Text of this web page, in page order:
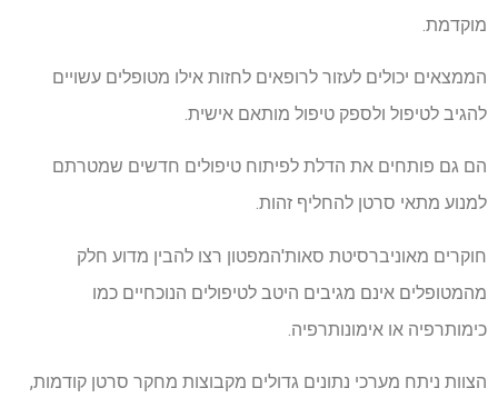
מוקדמת.
הממצאים יכולים לעזור לרופאים לחזות אילו מטופלים עשויים
להגיב לטיפול ולספק טיפול מותאם אישית.
הם גם פותחים את הדלת לפיתוח טיפולים חדשים שמטרתם
למנוע מתאי סרטן להחליף זהות.
חוקרים מאוניברסיטת סאות'המפטון רצו להבין מדוע חלק
מהמטופלים אינם מגיבים היטב לטיפולים הנוכחיים כמו
כימותרפיה או אימונותרפיה.
הצוות ניתח מערכי נתונים גדולים מקבוצות מחקר סרטן קודמות,